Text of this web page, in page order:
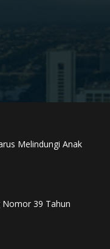
Melindungi Anak
Nomor 39 Tahun